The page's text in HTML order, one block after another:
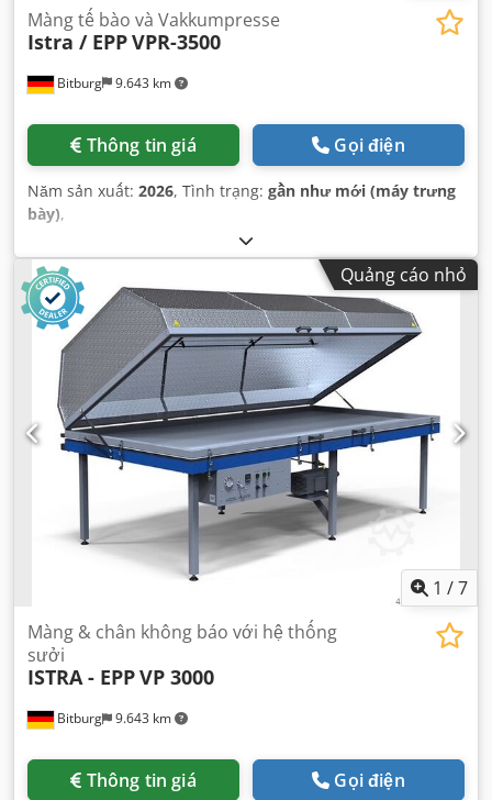
Bitburg 9.643 km
Màng tế bào và Vakkumpresse
Istra / EPPVPR-3500
Thông tin giá Gọi điện
Năm sản xuất: 2026, Tình trạng: gần như mới (máy trưng
bày),
Quảng cáo nhỏ
1 /7
Bitburg 9.643 km
Màng & chân không báo với hệ thống
sưởi
ISTRA - EPPVP 3000
Thông tin giá Gọi điện